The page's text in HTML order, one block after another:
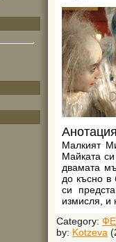
Малкият
Майката
двамата
до късно в
си
измисля, и
Category:
by: Kotzeva